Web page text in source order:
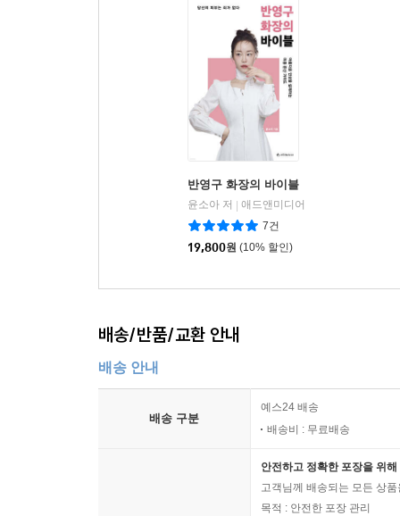
반영구 화장의 바이블
윤소아 저
애드앤미디어
7건
19,800원 (10% 할인)
배송/반품/교환 안내
배송 안내
배송 구분
예스24 배송
배송비 : 무료배송
안전하고 정확한 포장을 위
고객님께 배송되는 모든 상
목적 : 안전한 포장 관리